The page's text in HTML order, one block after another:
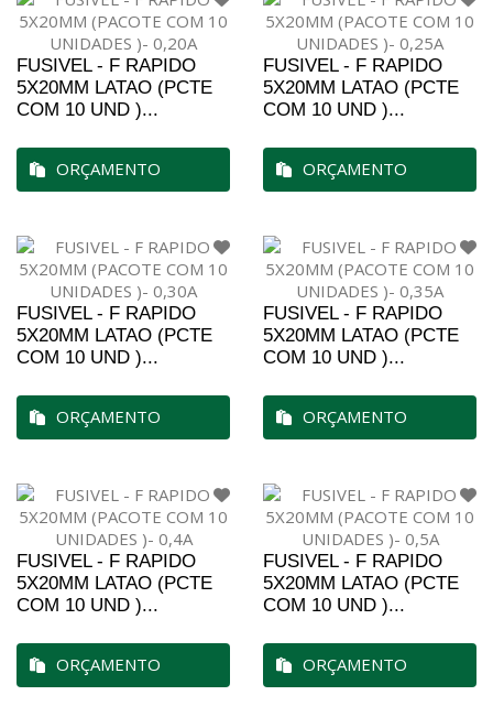
FUSIVEL - F RAPIDO
5X20MM LATAO (PCTE
COM 10 UND )...
ORÇAMENTO
FUSIVEL - F RAPIDO
5X20MM LATAO (PCTE
COM 10 UND )...
ORÇAMENTO
FUSIVEL - F RAPIDO
5X20MM LATAO (PCTE
COM 10 UND )...
ORÇAMENTO
FUSIVEL - F RAPIDO
5X20MM LATAO (PCTE
COM 10 UND )...
ORÇAMENTO
FUSIVEL - F RAPIDO
5X20MM LATAO (PCTE
COM 10 UND )...
ORÇAMENTO
FUSIVEL - F RAPIDO
5X20MM LATAO (PCTE
COM 10 UND )...
ORÇAMENTO